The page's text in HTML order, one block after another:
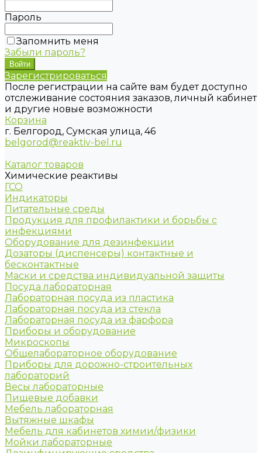
Пароль
Запомнить меня
Забыли пароль?
Зарегистрироваться
После регистрации на сайте вам будет доступно
отслеживание состояния заказов, личный кабинет
и другие новые возможности
Корзина
г. Белгород, Сумская улица, 46
belgorod@reaktiv-bel.ru
Каталог товаров
Химические реактивы
ГСО
Индикаторы
Питательные среды
Продукция для профилактики и борьбы с
инфекциями
Оборудование для дезинфекции
Дозаторы (диспенсеры) контактные и
бесконтактные
Маски и средства индивидуальной защиты
Посуда лабораторная
Лабораторная посуда из пластика
Лабораторная посуда из стекла
Лабораторная посуда из фарфора
Приборы и оборудование
Микроскопы
Общелабораторное оборудование
Приборы для дорожно-строительных
лабораторий
Весы лабораторные
Пищевые добавки
Мебель лабораторная
Вытяжные шкафы
Мебель для кабинетов химии/физики
Мойки лабораторные